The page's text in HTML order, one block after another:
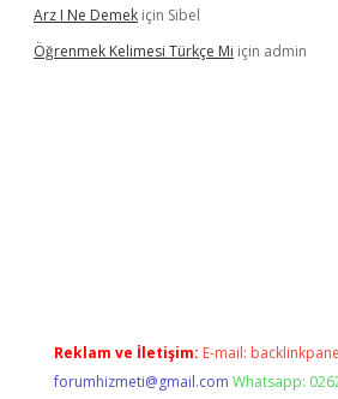
Arz I Ne Demek için Sibel
Öğrenmek Kelimesi Türkçe Mi için admin
Reklam ve İletişim: E-mail:
forumhizmeti@gmail.com Whatsapp: